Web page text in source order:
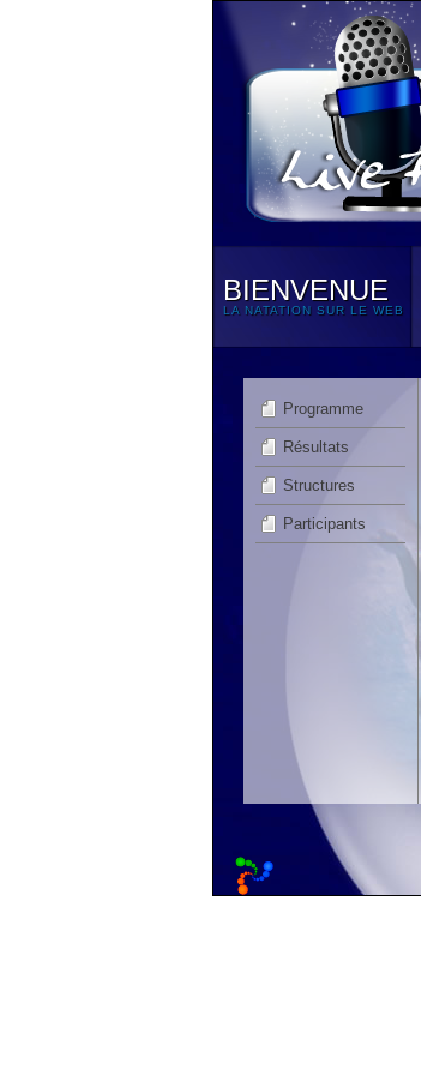
BIENVENUE
LA NATATION SUR LE WEB
Programme
Résultats
Structures
Participants